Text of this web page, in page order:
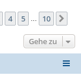
104 5 10
Gehe zu